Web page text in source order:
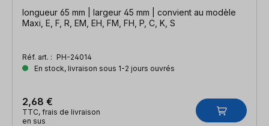
longueur 65 mm | largeur 45 mm | convient au modèle
Maxi, E, F, R, EM, EH, FM, FH, P, C, K, S
Réf. art. : PH-24014
En stock, livraison sous 1-2 jours ouvrés
2,68 €
TTC, frais de livraison
en sus